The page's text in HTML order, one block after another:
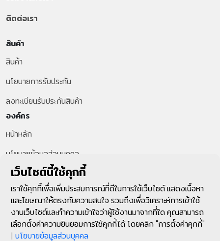
ติดต่อเรา
สินค้า
สินค้า
นโยบายการรับประกัน
ลงทะเบียนรับประกันสินค้า
องค์กร
หน้าหลัก
นโยบายข้อมูลส่วนบุคคล
สายด่วนลูกค้า
+66-2-287-1599
ติดตามเรา
เว็บไซต์นี้ใช้คุกกี้
เราใช้คุกกี้เพื่อเพิ่มประสบการณ์ที่ดีในการใช้เว็บไซต์ แสดงเนื้อหา
และโฆษณาให้ตรงกับความสนใจ รวมถึงเพื่อวิเคราะห์การเข้าใช้
งานเว็บไซต์และทำความเข้าใจว่าผู้ใช้งานมาจากที่ใด คุณสามารถ
เลือกตั้งค่าความยินยอมการใช้คุกกี้ได้ โดยคลิก "การตั้งค่าคุกกี้"
|นโยบายข้อมูลส่วนบุคคล